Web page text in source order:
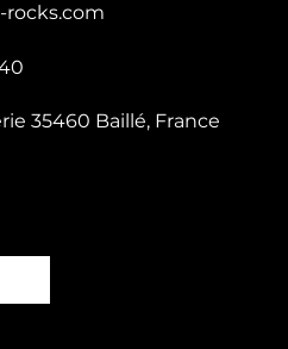
rocks.com
35460 Baillé, France